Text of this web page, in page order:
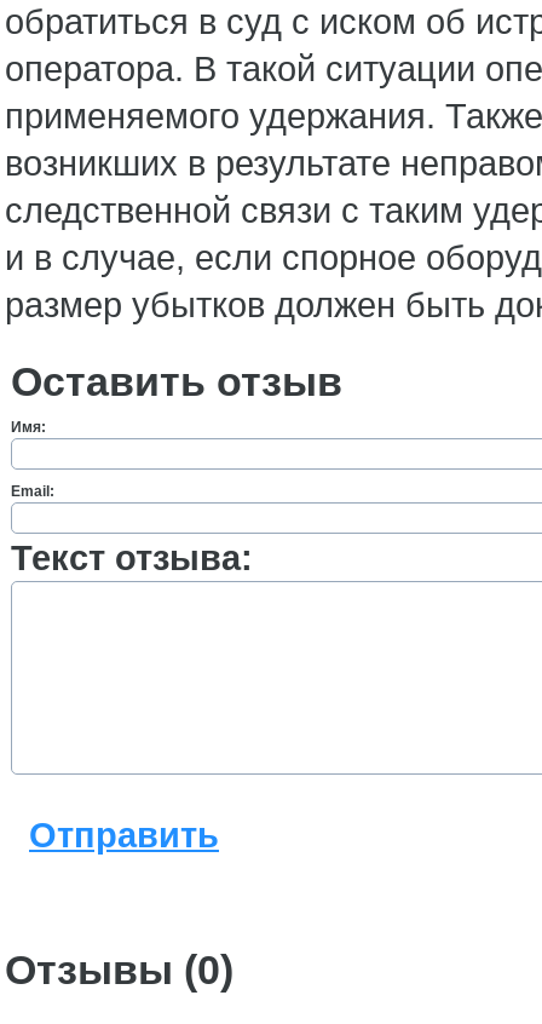
обратиться в суд с иском об
оператора. В такой ситуации
применяемого удержания.
возникших в результате
следственной связи с таким
и в случае, если спорное
размер убытков должен быть
Оставить отзыв
Имя:
Email:
Текст отзыва:
Отправить
Отзывы (0)